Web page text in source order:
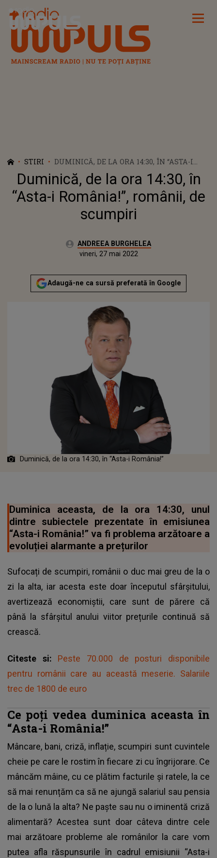
Radio Impuls
STIRI
DUMINICĂ, DE LA ORA 14:30, ÎN “ASTA-I
ROMÂNIA!”, ROMÂNII,
DE SCUMPIRI
Duminică, de la ora 14:30, în
“Asta-i România!”, românii, de
scumpiri
Autor:ANDREEA BURGHELEA
Actualizat:
vineri, 27 mai 2022
Adaugă-ne ca sursă preferată în Google
Duminică, de la ora 14:30, în “Asta-i România!”
Duminica aceasta, de la ora 14:30, unul
dintre subiectele prezentate în emisiunea
“Asta-i România!” va fi problema arzătoare a
evoluției alarmante a prețurilor
Sufocați de scumpiri, românii o duc mai greu de la o
zi la alta, iar acesta este doar începutul sfârșitului,
avertizează economiștii, care sunt de părere că
până la sfârșitul anului viitor prețurile continuă să
crească.
Citeste si: Peste 70.000 de posturi disponibile
pentru românii care au această meserie. Salariile
trec de 1800 de euro
Ce poți vedea duminica aceasta în
“Asta-i România!”
Mâncare, bani, criză, inflație, scumpiri sunt cuvintele
cheie pe care le rostim în fiecare zi cu îngrijorare. Ce
mâncăm mâine, cu ce plătim facturile și ratele, la ce
să mai renunțăm ca să ne ajungă salariul sau pensia
de la o lună la alta? Ne paște sau nu o iminentă criză
alimentară? Acestea sunt doar câteva dintre cele
mai arzătoare probleme ale românilor la care vom
putea afla răspunsurile în cadrul emisiunii “Asta-i